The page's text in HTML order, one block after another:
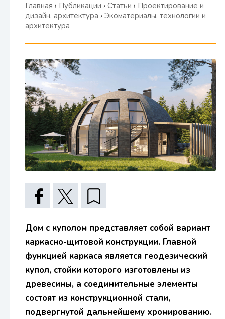
Главная › Публикации › Статьи › Проектирование и
дизайн, архитектура › Экоматериалы, технологии и
архитектура
Дом с куполом представляет собой вариант
каркасно-щитовой конструкции. Главной
функцией каркаса является геодезический
купол, стойки которого изготовлены из
древесины, а соединительные элементы
состоят из конструкционной стали,
подвергнутой дальнейшему хромированию.